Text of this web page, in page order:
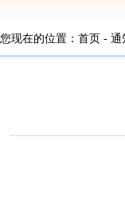
您现在的位置： 首页 - 通